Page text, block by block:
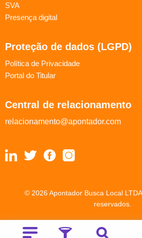
SVA
Presença digital
Proteção de dados (LGPD)
Política de Privacidade
Portal do Titular
Central de relacionamento
relacionamento@apontador.com
© 2026 Apontador Busca Local
reservados.